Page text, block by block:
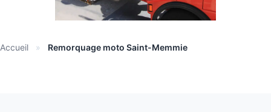
Accueil » Remorquage moto Saint-Memmie